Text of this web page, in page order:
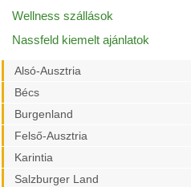
Wellness szállások
Nassfeld kiemelt ajánlatok
Alsó-Ausztria
Bécs
Burgenland
Felső-Ausztria
Karintia
Salzburger Land